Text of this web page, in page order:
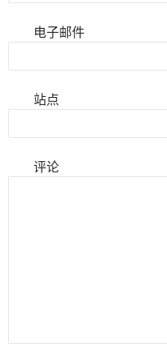
电子邮件
站点
评论